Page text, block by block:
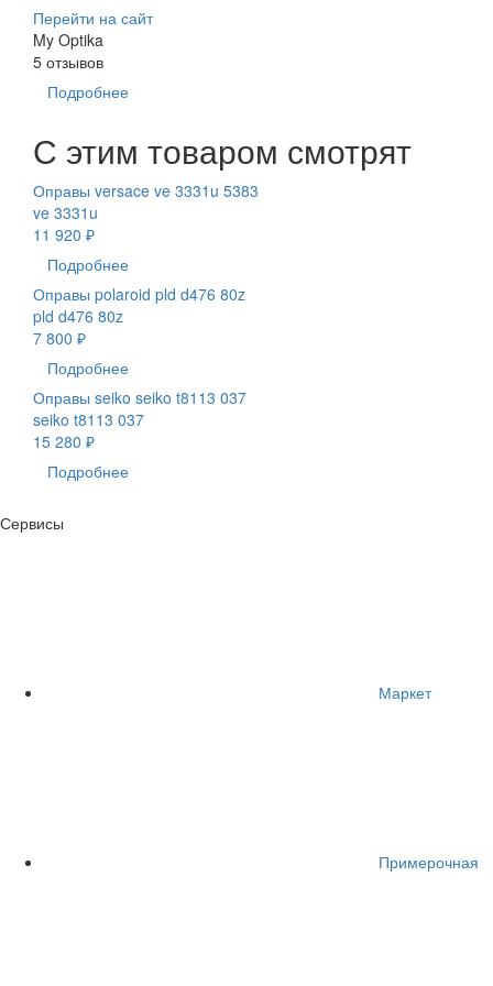
Перейти на сайт
My Optika
5 отзывов
Подробнее
С этим товаром смотрят
Оправы versace ve 3331u 5383
ve 3331u
11 920 ₽
Подробнее
Оправы polaroid pld d476 80z
pld d476 80z
7 800 ₽
Подробнее
Оправы seiko seiko t8113 037
seiko t8113 037
15 280 ₽
Подробнее
Сервисы
Маркет
Примерочная